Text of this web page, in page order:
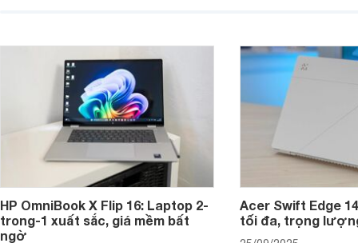
hút sự quan tâm lớn từ thị trường.
HP OmniBook X Flip 16: Laptop 2-
trong-1 xuất sắc, giá mềm bất
ngờ
Acer Swift Edge
tối đa, trọng